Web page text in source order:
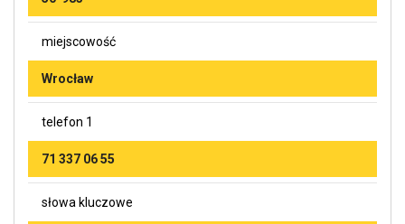
miejscowość
Wrocław
telefon 1
71 337 06 55
słowa kluczowe